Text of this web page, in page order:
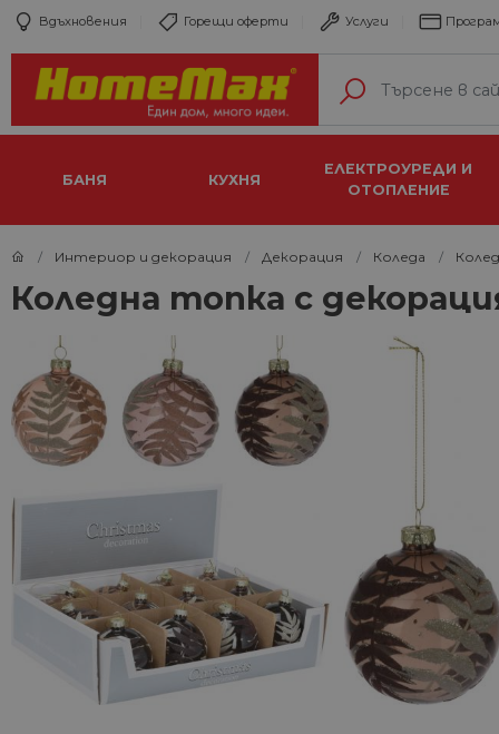
Вдъхновения Горещи оферти Услуги
БАНЯ КУХНЯ
ЕЛЕКТРОУРЕДИ И
ОТОПЛЕНИЕ
Интериор и декорация Декорация Коледа
Коледна топка с